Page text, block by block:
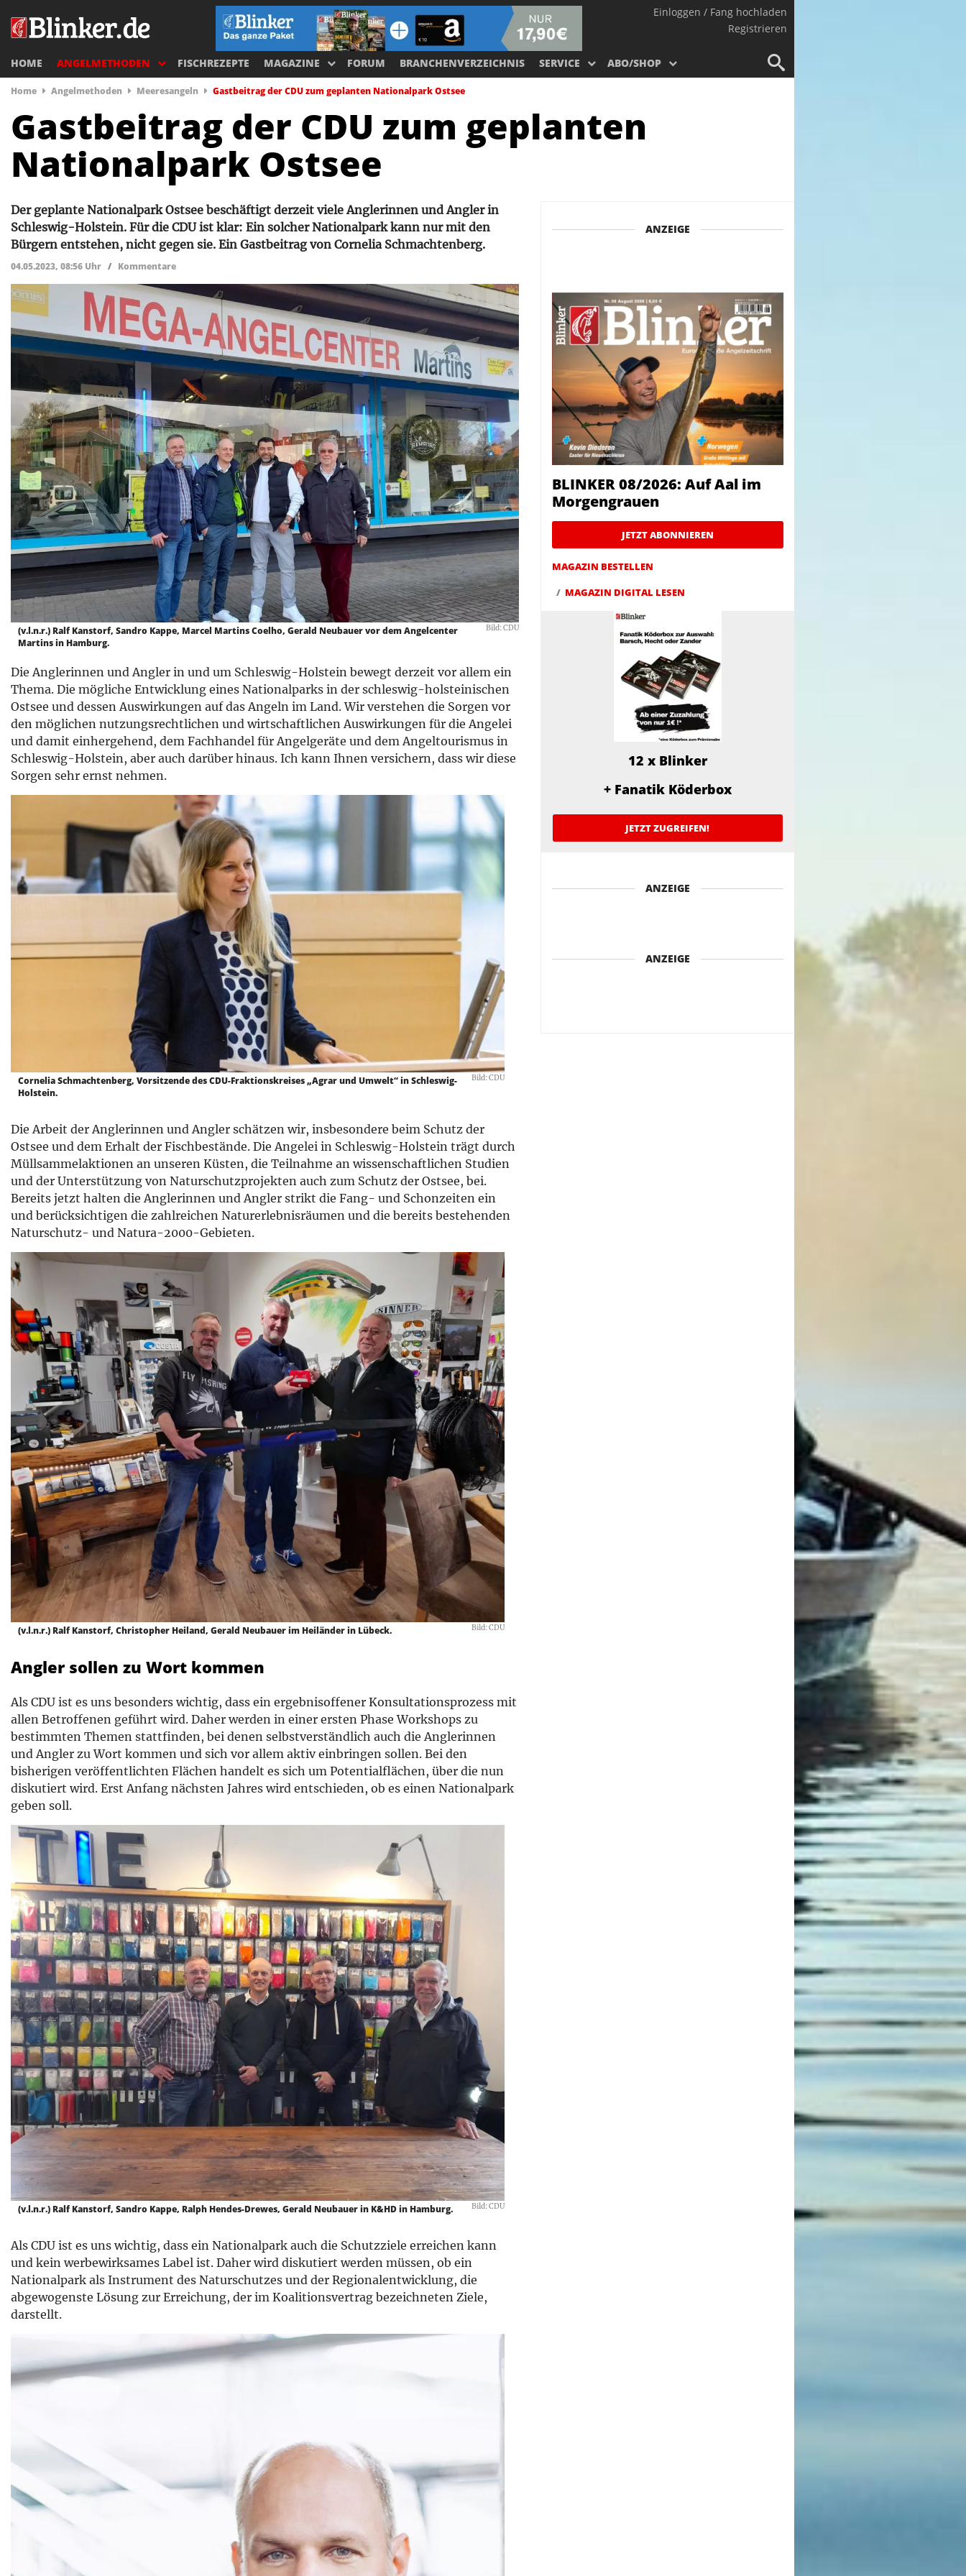
Einloggen / Fang hochladen
Registrieren
HOME ANGELMETHODEN FISCHREZEPTE MAGAZINE FORUM BRANCHENVERZEICHNIS SERVICE ABO/SHOP
Home Angelmethoden Meeresangeln Gastbeitrag der CDU zum geplanten Nationalpark Ostsee
Gastbeitrag der CDU zum geplanten
Nationalpark Ostsee
Der geplante Nationalpark Ostsee beschäftigt derzeit viele Anglerinnen und Angler in
Schleswig-Holstein. Für die CDU ist klar: Ein solcher Nationalpark kann nur mit den
Bürgern entstehen, nicht gegen sie. Ein Gastbeitrag von Cornelia Schmachtenberg.
04.05.2023, 08:56 Uhr / Kommentare
Bild: CDU
(v.l.n.r.) Ralf Kanstorf, Sandro Kappe, Marcel Martins Coelho, Gerald Neubauer vor dem Angelcenter
Martins in Hamburg.
Die Anglerinnen und Angler in und um Schleswig-Holstein bewegt derzeit vor allem ein
Thema. Die mögliche Entwicklung eines Nationalparks in der schleswig-holsteinischen
Ostsee und dessen Auswirkungen auf das Angeln im Land. Wir verstehen die Sorgen vor
den möglichen nutzungsrechtlichen und wirtschaftlichen Auswirkungen für die Angelei
und damit einhergehend, dem Fachhandel für Angelgeräte und dem Angeltourismus in
Schleswig-Holstein, aber auch darüber hinaus. Ich kann Ihnen versichern, dass wir diese
Sorgen sehr ernst nehmen.
Bild: CDU
Cornelia Schmachtenberg, Vorsitzende des CDU-Fraktionskreises „Agrar und Umwelt“ in Schleswig-
Holstein.
Die Arbeit der Anglerinnen und Angler schätzen wir, insbesondere beim Schutz der
Ostsee und dem Erhalt der Fischbestände. Die Angelei in Schleswig-Holstein trägt durch
Müllsammelaktionen an unseren Küsten, die Teilnahme an wissenschaftlichen Studien
und der Unterstützung von Naturschutzprojekten auch zum Schutz der Ostsee, bei.
Bereits jetzt halten die Anglerinnen und Angler strikt die Fang- und Schonzeiten ein
und berücksichtigen die zahlreichen Naturerlebnisräumen und die bereits bestehenden
Naturschutz- und Natura-2000-Gebieten.
Bild: CDU
(v.l.n.r.) Ralf Kanstorf, Christopher Heiland, Gerald Neubauer im Heiländer in Lübeck.
Angler sollen zu Wort kommen
Als CDU ist es uns besonders wichtig, dass ein ergebnisoffener Konsultationsprozess mit
allen Betroffenen geführt wird. Daher werden in einer ersten Phase Workshops zu
bestimmten Themen stattfinden, bei denen selbstverständlich auch die Anglerinnen
und Angler zu Wort kommen und sich vor allem aktiv einbringen sollen. Bei den
bisherigen veröffentlichten Flächen handelt es sich um Potentialflächen, über die nun
diskutiert wird. Erst Anfang nächsten Jahres wird entschieden, ob es einen Nationalpark
geben soll.
Bild: CDU
(v.l.n.r.) Ralf Kanstorf, Sandro Kappe, Ralph Hendes-Drewes, Gerald Neubauer in K&HD in Hamburg.
Als CDU ist es uns wichtig, dass ein Nationalpark auch die Schutzziele erreichen kann
und kein werbewirksames Label ist. Daher wird diskutiert werden müssen, ob ein
Nationalpark als Instrument des Naturschutzes und der Regionalentwicklung, die
abgewogenste Lösung zur Erreichung, der im Koalitionsvertrag bezeichneten Ziele,
darstellt.
ANZEIGE
BLINKER 08/2026: Auf Aal im
Morgengrauen
JETZT ABONNIEREN
MAGAZIN BESTELLEN
MAGAZIN DIGITAL LESEN
12 x Blinker
+ Fanatik Köderbox
JETZT ZUGREIFEN!
ANZEIGE
ANZEIGE